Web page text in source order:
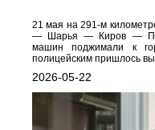
21 мая на 291-м
— Шарья — Киров —
машин поджимали к
полицейским пришлось
2026-05-22